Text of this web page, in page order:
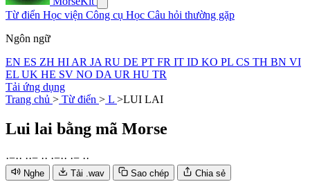
Từ điển Học viện Công cụ Học Câu hỏi thường gặp
Ngôn ngữ
EN ES ZH HI AR JA RU DE PT FR IT ID KO PL CS TH BN VI
EL UK HE SV NO DA UR HU TR
Tải ứng dụng
Trang chủ > Từ điển > L >LUI LAI
Lui lai bằng mã Morse
·−·· ··− ·· ·−·· ·− ··
Nghe Tải .wav Sao chép Chia sẻ